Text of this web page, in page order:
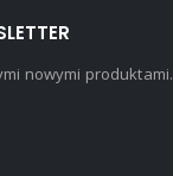
nowymi produktami.